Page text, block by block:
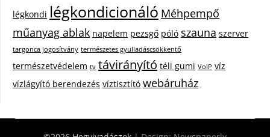
légkondi légkondicionáló Méhpempő
műanyag ablak napelem pezsgő póló szauna szerver
targonca jogosítvány természetes gyulladáscsökkentő
természetvédelem tv távirányító téli gumi VoIP víz
vízlágyító berendezés víztisztító webáruház